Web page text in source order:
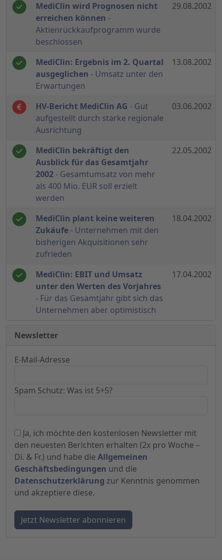
MediClin wird Prognosen nicht
erreichen können -
Aktienrückkaufprogramm wurde
beschlossen
29.08.2002
MediClin: Ergebnis im 2. Quartal
ausgeglichen - Umsatz unter den
Erwartungen
13.08.2002
HV-Bericht MediClin AG - Gut
aufgestellt durch starke regionale
Ausrichtung
03.06.2002
MediClin bekräftigt den
Ausblick für das Gesamtjahr
2002- Gesamtumsatz von mehr
als 400 Mio. EUR soll erzielt
werden
22.05.2002
MediClin plant keine weiteren
Zukäufe - Unternehmen mit den
bisherigen Akquisitionen sehr
zufrieden
18.04.2002
MediClin: EBIT und Umsatz
unter den Werten des Vorjahres
- Für das Gesamtjahr gibt sich das
Unternehmen aber optimistisch
17.04.2002
Newsletter
E-Mail-Adresse
Spam Schutz: Was ist 5+5?
Ja, ich möchte den kostenlosen Newsletter mit
den neuesten Berichten erhalten (2x pro Woche –
Di. & Fr.) und habe die Allgemeinen
Geschäftsbedingungen und die
Datenschutzerklärung zur Kenntnis genommen
und akzeptiere diese.